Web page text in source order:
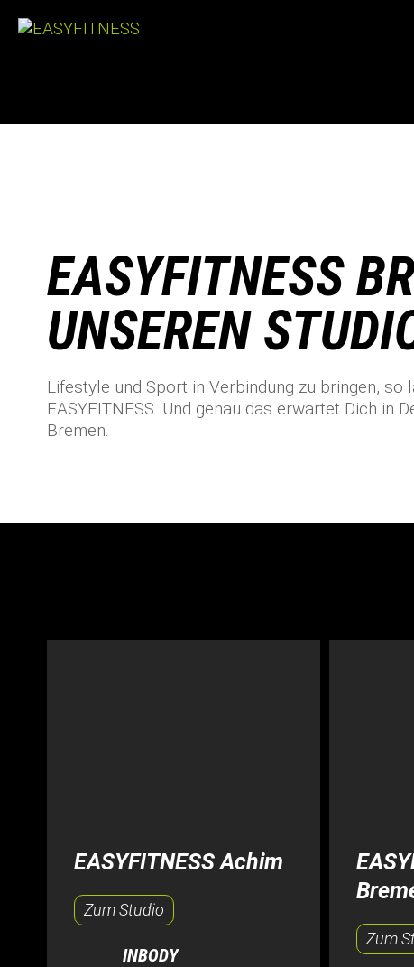
EASYFITNESS
UNSEREN
Lifestyle und Sport in Verbindung zu bringen, so
EASYFITNESS. Und genau das erwartet Dich in
Bremen.
EASYFITNESS Achim
Zum Studio
INBODY
Zum